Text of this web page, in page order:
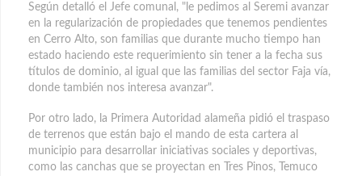
Según detalló el Jefe comunal, "le pedimos al Seremi avanzar
en la regularización de propiedades que tenemos pendientes
en Cerro Alto, son familias que durante mucho tiempo han
estado haciendo este requerimiento sin tener a la fecha sus
títulos de dominio, al igual que las familias del sector Faja vía,
donde también nos interesa avanzar".
Por otro lado, la Primera Autoridad alameña pidió el traspaso
de terrenos que están bajo el mando de esta cartera al
municipio para desarrollar iniciativas sociales y deportivas,
como las canchas que se proyectan en Tres Pinos, Temuco